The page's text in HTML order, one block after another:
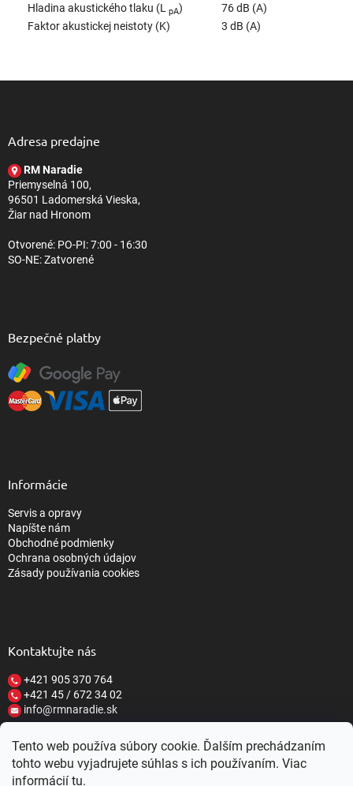
Tento web používa súbory cookie. Ďalším prechádzaním
tohto webu vyjadrujete súhlas s ich používaním. Viac
informácií tu.
Hladina akustického tlaku (L
pA)
76 dB (A)
Faktor akustickej neistoty (K)
3 dB (A)
Adresa predajne
RM Naradie
Priemyselná 100,
96501 Ladomerská Vieska,
Žiar nad Hronom
Otvorené: PO-PI: 7:00 - 16:30
SO-NE: Zatvorené
Bezpečné platby
Informácie
Servis a opravy
Napíšte nám
Obchodné podmienky
Ochrana osobných údajov
Zásady používania cookies
Kontaktujte nás
+421 905 370 764
+421 45 / 672 34 02
info@rmnaradie.sk